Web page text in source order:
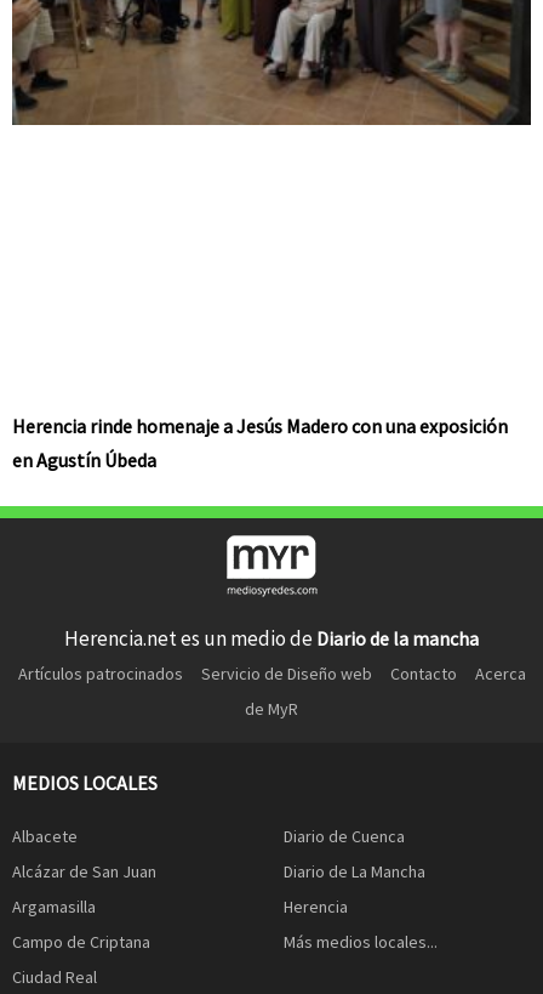
Herencia rinde homenaje a Jesús Madero con una exposición
en Agustín Úbeda
Herencia.net es un medio de Diario de la mancha
Artículos patrocinados Servicio de Diseño web Contacto
Acerca
de MyR
MEDIOS LOCALES
Albacete
Alcázar de San Juan
Argamasilla
Campo de Criptana
Ciudad Real
Diario de Cuenca
Diario de La Mancha
Herencia
Más medios locales...